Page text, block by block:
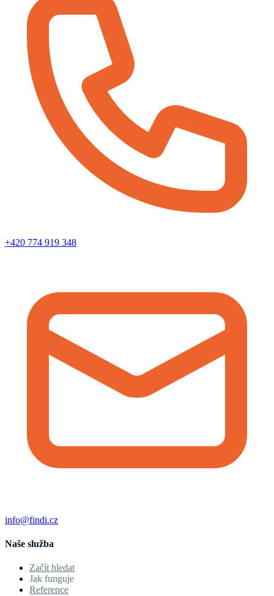
+420 774 919 348
info@findi.cz
Naše služba
Začít hledat
Jak funguje
Reference